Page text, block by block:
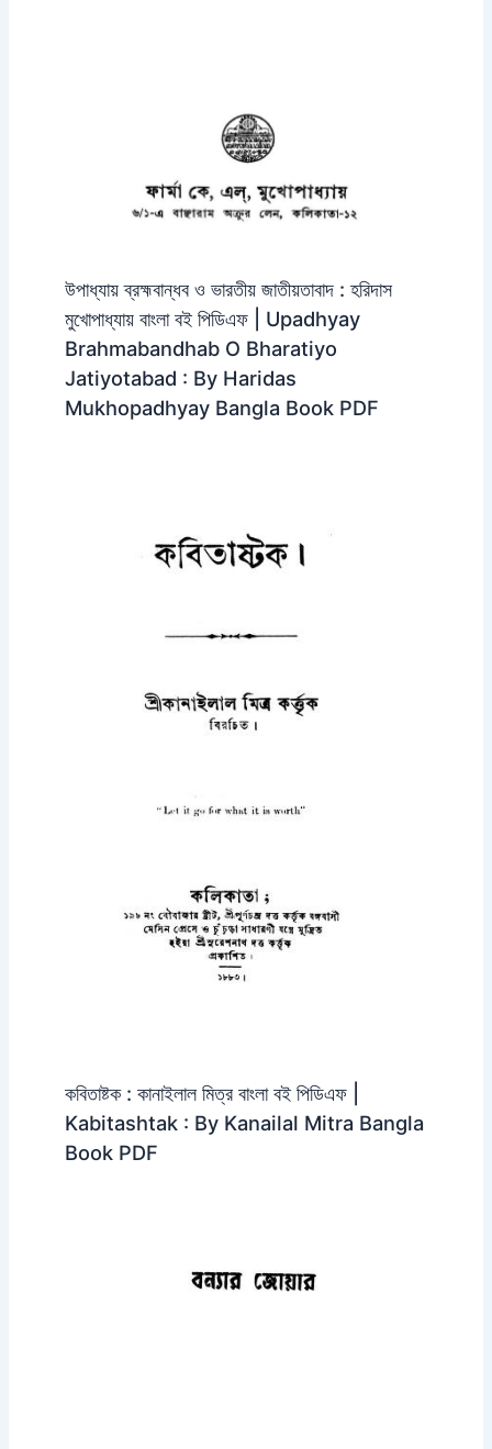
উপাধ্যায় ব্রহ্মবান্ধব ও ভারতীয় জাতীয়তাবাদ : হরিদাস
মুখোপাধ্যায় বাংলা বই পিডিএফ | Upadhyay
Brahmabandhab O Bharatiyo
Jatiyotabad : By Haridas
Mukhopadhyay Bangla Book PDF
কবিতাষ্টক : কানাইলাল মিত্র বাংলা বই পিডিএফ |
Kabitashtak : By Kanailal Mitra Bangla
Book PDF